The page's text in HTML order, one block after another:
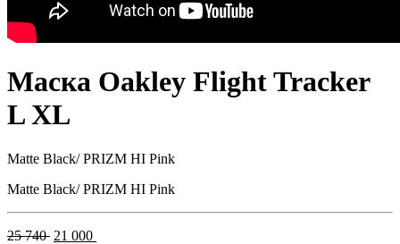
Маска Oakley Flight Tracker
L XL
Matte Black/ PRIZM HI Pink
Matte Black/ PRIZM HI Pink
25 740 Первоначальная
21 000